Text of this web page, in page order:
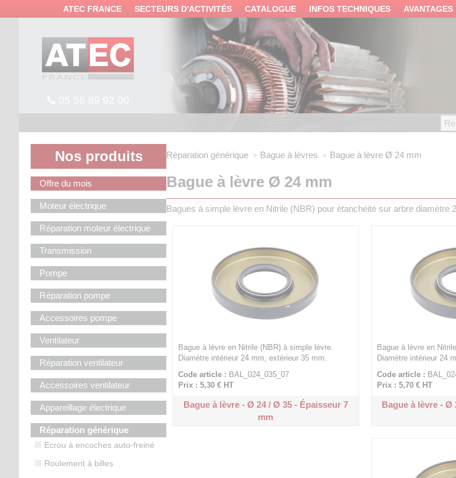
ATEC FRANCE SECTEURS D'ACTIVITÉS CATALOGUE INFOS TECHNIQUES AVANTAGES
Nos produits
Offre du mois
Moteur électrique
Réparation moteur électrique
Transmission
Pompe
Réparation pompe
Accessoires pompe
Ventilateur
Réparation ventilateur
Accessoires ventilateur
Appareillage électrique
Réparation générique
Ecrou à encoches auto-freiné
Roulement à billes
Réparation générique Bague à lèvres Bague à lèvre Ø 24 mm
Bague à lèvre Ø 24 mm
Bagues à simple lèvre en Nitrile (NBR) pour étanchéité sur arbre diamètre
Bague à lèvre en Nitrile (NBR) à simple lèvre.
Diamètre intérieur 24 mm, extérieur 35 mm.
Code article : BAL_024_035_07
Prix : 5,30 € HT
Bague à lèvre - Ø 24 / Ø 35 - Épaisseur 7
mm
Bague à lèvre en
Diamètre intérieur 24
Code article :
Prix : 5,70 €HT
Bague à lèvre - Ø
Panneau de gestion des cookies